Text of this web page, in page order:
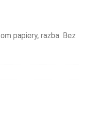
papiery, razba. Bez